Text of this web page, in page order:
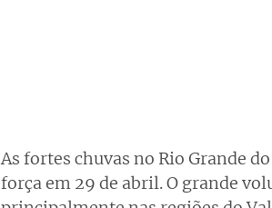
As fortes chuvas no Rio Grande
força em 29 de abril. O grande